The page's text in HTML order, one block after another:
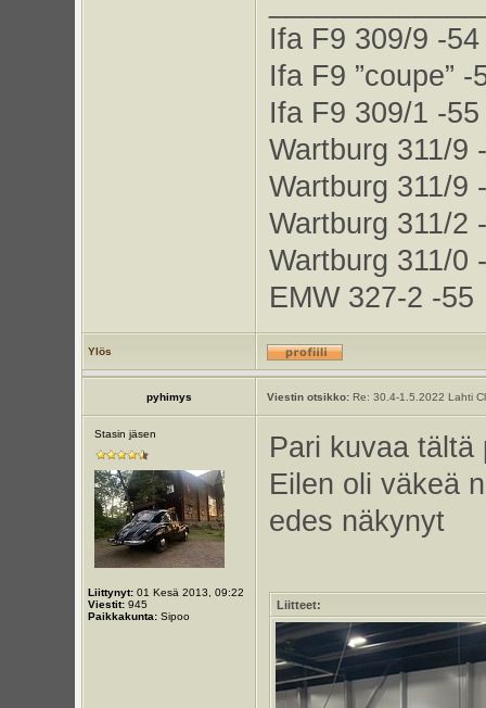
Ifa F9 309/9 -54
Ifa F9 ”coupe” -
Ifa F9 309/1 -55
Wartburg 311/9
Wartburg 311/9
Wartburg 311/2
Wartburg 311/0
EMW 327-2 -55
Ylös
pyhimys Viestin otsikko:Re: 30.4-1.5.2022 Lahti
Stasin jäsen
Liittynyt:01 Kesä 2013, 09:22
Viestit:945
Paikkakunta:Sipoo
Pari kuvaa
Eilen oli väkeä
edes näkynyt
Liitteet: